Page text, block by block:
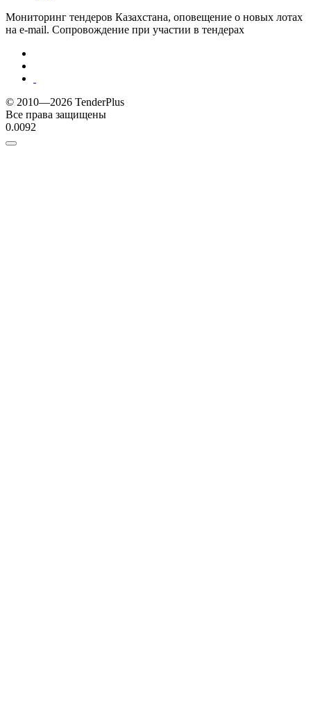
Мониторинг тендеров Казахстана, оповещение о новых лотах
на e-mail. Сопровождение при участии в тендерах
© 2010—2026 TenderPlus
Все права защищены
0.0092